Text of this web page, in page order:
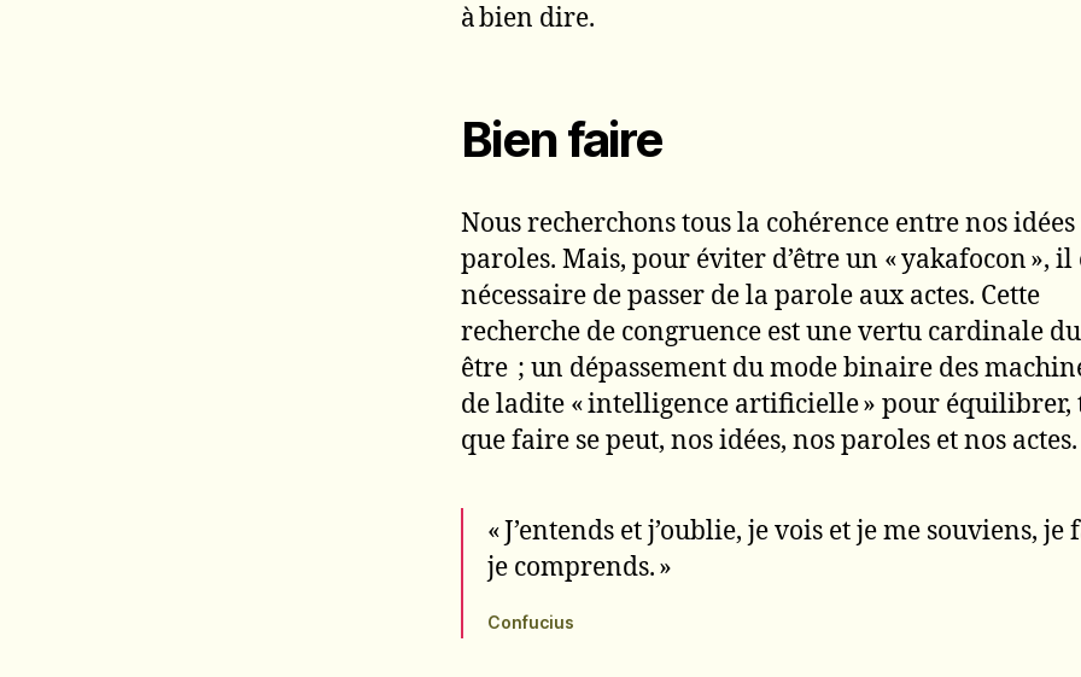
à bien dire.
Bien faire
Nous recherchons tous la cohérence entre nos idées
paroles. Mais, pour éviter d’être un « yakafocon », il
nécessaire de passer de la parole aux actes. Cette
recherche de congruence est une vertu cardinale
être ; un dépassement du mode binaire des
de ladite « intelligence artificielle » pour équilibrer,
que faire se peut, nos idées, nos paroles et nos actes.
« J’entends et j’oublie, je vois et je me souviens, je
je comprends. »
Confucius